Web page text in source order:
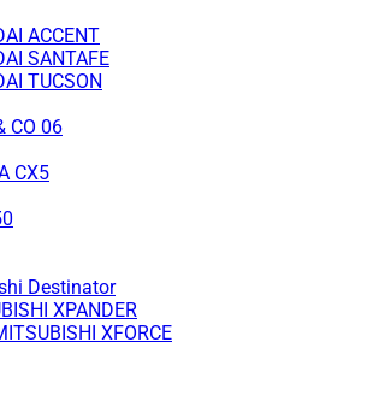
ACCENT
SANTAFE
TUCSON
CO 06
CX5
Destinator
XPANDER
XFORCE